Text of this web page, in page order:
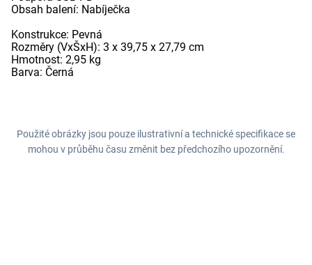
Obsah balení: Nabíječka
Konstrukce: Pevná
Rozměry (VxŠxH): 3 x 39,75 x 27,79 cm
Hmotnost: 2,95 kg
Barva: Černá
Použité obrázky jsou pouze ilustrativní a technické specifikace se
mohou v průběhu času změnit bez předchozího upozornění.